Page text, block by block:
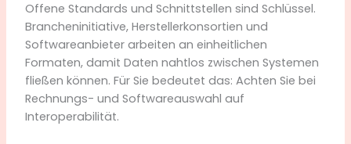
Offene Standards und Schnittstellen sind Schlüssel.
Brancheninitiative, Herstellerkonsortien und
Softwareanbieter arbeiten an einheitlichen
Formaten, damit Daten nahtlos zwischen Systemen
fließen können. Für Sie bedeutet das: Achten Sie bei
Rechnungs- und Softwareauswahl auf
Interoperabilität.